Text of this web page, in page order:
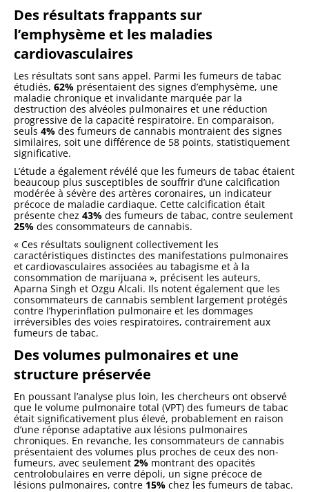
Des résultats frappants sur
l’emphysème et les maladies
cardiovasculaires
Les résultats sont sans appel. Parmi les fumeurs de tabac
étudiés, 62% présentaient des signes d’emphysème, une
maladie chronique et invalidante marquée par la
destruction des alvéoles pulmonaires et une réduction
progressive de la capacité respiratoire. En comparaison,
seuls 4% des fumeurs de cannabis montraient des signes
similaires, soit une différence de 58 points, statistiquement
significative.
L’étude a également révélé que les fumeurs de tabac étaient
beaucoup plus susceptibles de souffrir d’une calcification
modérée à sévère des artères coronaires, un indicateur
précoce de maladie cardiaque. Cette calcification était
présente chez 43% des fumeurs de tabac, contre seulement
25% des consommateurs de cannabis.
« Ces résultats soulignent collectivement les
caractéristiques distinctes des manifestations pulmonaires
et cardiovasculaires associées au tabagisme et à la
consommation de marijuana », précisent les auteurs,
Aparna Singh et Ozgu Alcali. Ils notent également que les
consommateurs de cannabis semblent largement protégés
contre l’hyperinflation pulmonaire et les dommages
irréversibles des voies respiratoires, contrairement aux
fumeurs de tabac.
Des volumes pulmonaires et une
structure préservée
En poussant l’analyse plus loin, les chercheurs ont observé
que le volume pulmonaire total (VPT) des fumeurs de tabac
était significativement plus élevé, probablement en raison
d’une réponse adaptative aux lésions pulmonaires
chroniques. En revanche, les consommateurs de cannabis
présentaient des volumes plus proches de ceux des non-
fumeurs, avec seulement 2% montrant des opacités
centrolobulaires en verre dépoli, un signe précoce de
lésions pulmonaires, contre 15% chez les fumeurs de tabac.